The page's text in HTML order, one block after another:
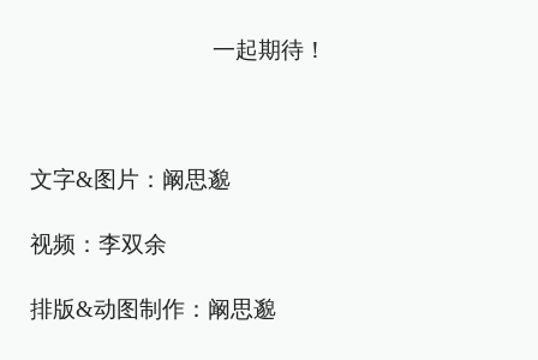
一起期待！
文字&图片：阚思邈
视频：李双余
排版&动图制作：阚思邈